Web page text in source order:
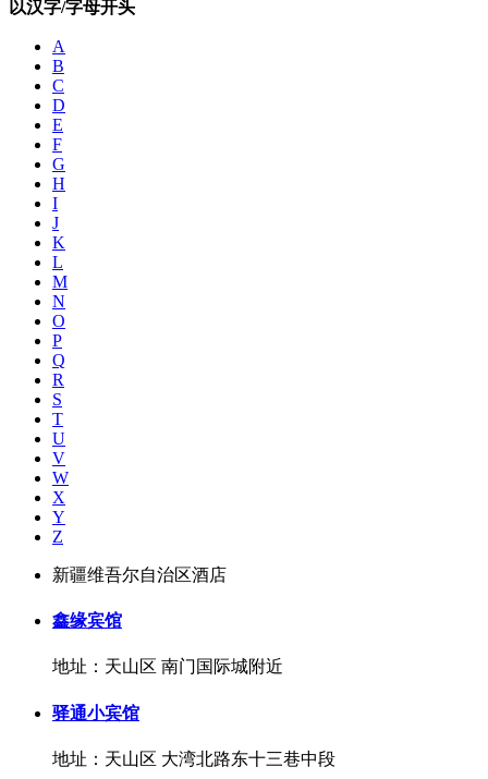
以汉字/字母开头
A
B
C
D
E
F
G
H
I
J
K
L
M
N
O
P
Q
R
S
T
U
V
W
X
Y
Z
新疆维吾尔自治区酒店
鑫缘宾馆
地址：天山区 南门国际城附近
驿通小宾馆
地址：天山区 大湾北路东十三巷中段